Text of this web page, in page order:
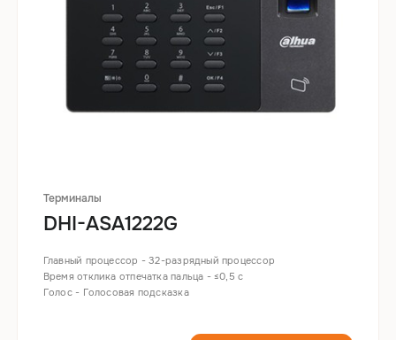
Терминалы
DHI-ASA1222G
Главный процессор - 32-разрядный процессор
Время отклика отпечатка пальца - ≤0,5 с
Голос - Голосовая подсказка